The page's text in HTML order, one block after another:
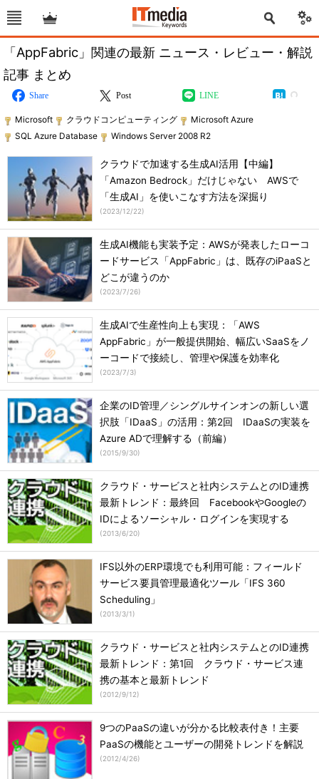
「AppFabric」関連の最新 ニュース・レビュー・解説
記事 まとめ
Share Post LINE
Microsoft クラウドコンピューティング
Microsoft Azure
SQL Azure Database
Windows Server 2008 R2
クラウドで加速する生成AI活用【中編】
「Amazon Bedrock」だけじゃない AWSで
「生成AI」を使いこなす方法を深掘り
(2023/12/22)
生成AI機能も実装予定：AWSが発表したローコ
ードサービス「AppFabric」は、既存のiPaaSと
どこが違うのか
(2023/7/26)
生成AIで生産性向上も実現：「AWS
AppFabric」が一般提供開始、幅広いSaaSをノ
ーコードで接続し、管理や保護を効率化
(2023/7/3)
企業のID管理／シングルサインオンの新しい選
択肢「IDaaS」の活用：第2回 IDaaSの実装を
Azure ADで理解する（前編）
(2015/9/30)
クラウド・サービスと社内システムとのID連携
最新トレンド：最終回 FacebookやGoogleの
IDによるソーシャル・ログインを実現する
(2013/6/20)
IFS以外のERP環境でも利用可能：フィールド
サービス要員管理最適化ツール「IFS 360
Scheduling」
(2013/3/1)
クラウド・サービスと社内システムとのID連携
最新トレンド：第1回 クラウド・サービス連
携の基本と最新トレンド
(2012/9/12)
9つのPaaSの違いが分かる比較表付き！主要
PaaSの機能とユーザーの開発トレンドを解説
(2012/4/26)